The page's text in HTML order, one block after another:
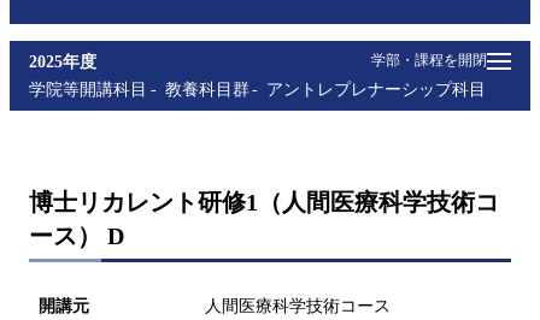
学部・課程を開閉
2025年度
学院等開講科目
教養科目群 アントレプレナーシップ科目
博士リカレント研修1（人間医療科学技術コ
ース） D
開講元 人間医療科学技術コース